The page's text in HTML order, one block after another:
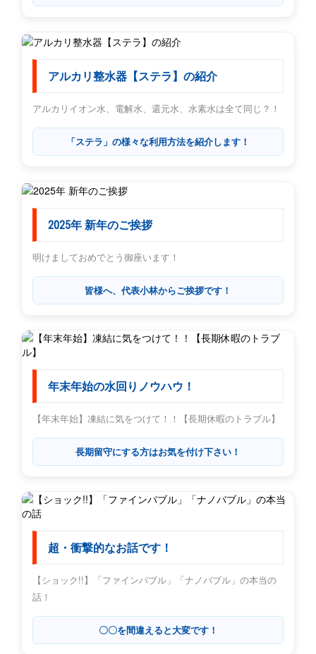
アルカリ整水器【ステラ】の紹介
アルカリイオン水、電解水、還元水、水素水は全て同じ？！
「ステラ」の様々な利用方法を紹介します！
2025年 新年のご挨拶
明けましておめでとう御座います！
皆様へ、代表小林からご挨拶です！
年末年始の水回りノウハウ！
【年末年始】凍結に気をつけて！！【長期休暇のトラブル】
長期留守にする方はお気を付け下さい！
超・衝撃的なお話です！
【ショック!!】「ファインバブル」「ナノバブル」の本当の
話！
〇〇を間違えると大変です！